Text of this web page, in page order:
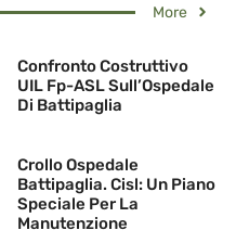
More
Confronto Costruttivo
UIL Fp-ASL Sull’Ospedale
Di Battipaglia
Crollo Ospedale
Battipaglia. Cisl: Un Piano
Speciale Per La
Manutenzione